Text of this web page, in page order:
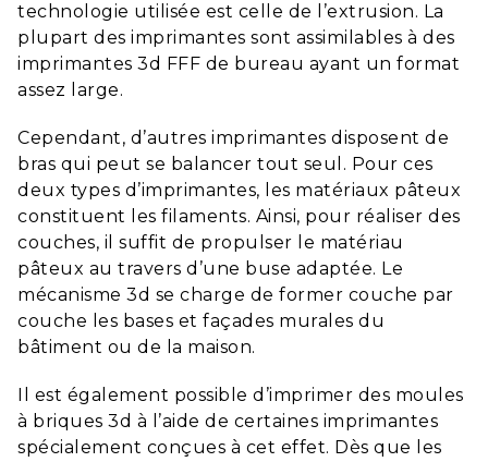
technologie utilisée est celle de l’extrusion. La
plupart des imprimantes sont assimilables à des
imprimantes 3d FFF de bureau ayant un format
assez large.
Cependant, d’autres imprimantes disposent de
bras qui peut se balancer tout seul. Pour ces
deux types d’imprimantes, les matériaux pâteux
constituent les filaments. Ainsi, pour réaliser des
couches, il suffit de propulser le matériau
pâteux au travers d’une buse adaptée. Le
mécanisme 3d se charge de former couche par
couche les bases et façades murales du
bâtiment ou de la maison.
Il est également possible d’imprimer des moules
à briques 3d à l’aide de certaines imprimantes
spécialement conçues à cet effet. Dès que les